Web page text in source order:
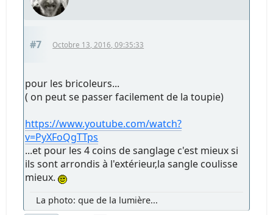
#7 Octobre 13, 2016, 09:35:33
pour les bricoleurs...
( on peut se passer facilement de la toupie)
https://www.youtube.com/watch?
v=PyXFoQgTTps
...et pour les 4 coins de sanglage c'est mieux si
ils sont arrondis à l'extérieur,la sangle coulisse
mieux.
La photo: que de la lumière...